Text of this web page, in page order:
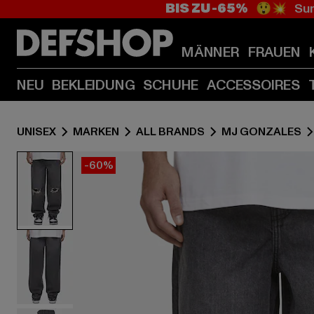
BIS ZU -65% 😲💥
MÄNNER FRAUEN
NEU BEKLEIDUNG SCHUHE ACCESSOIRES
UNISEX MARKEN ALL BRANDS MJ GONZALES
-60%